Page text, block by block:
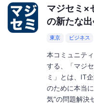
マジセミ×
の新たな出
東京 ビジネス
本コミュニテ
する、「マジ
ミ」とは、IT
のために本当
気”の問題解決